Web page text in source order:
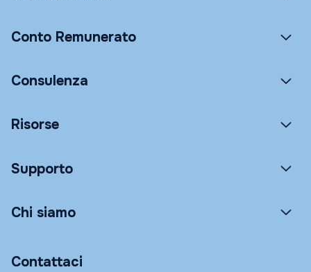
Conto Remunerato
Consulenza
Risorse
Supporto
Chi siamo
Contattaci